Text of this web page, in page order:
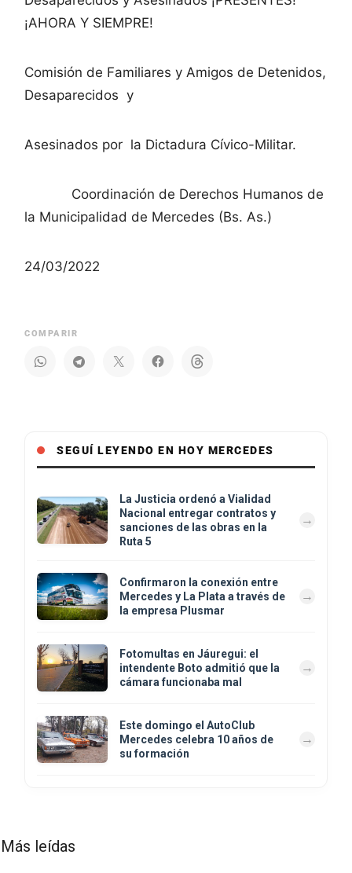
¡AHORA Y SIEMPRE!
Comisión de Familiares y Amigos de Detenidos,
Desaparecidos y
Asesinados por la Dictadura Cívico-Militar.
Coordinación de Derechos Humanos de
la Municipalidad de Mercedes (Bs. As.)
24/03/2022
COMPARIR
SEGUÍ LEYENDO EN HOY MERCEDES
La Justicia ordenó a Vialidad
Nacional entregar contratos y
sanciones de las obras en la
Ruta 5
Confirmaron la conexión entre
Mercedes y La Plata a través de
la empresa Plusmar
Fotomultas en Jáuregui: el
intendente Boto admitió que la
cámara funcionaba mal
Este domingo el AutoClub
Mercedes celebra 10 años de
su formación
Más leídas